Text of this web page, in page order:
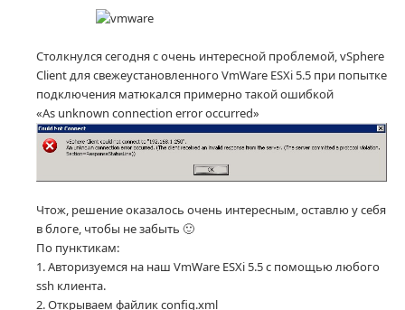
Столкнулся сегодня с очень интересной проблемой, vSphere
Client для свежеустановленного VmWare ESXi 5.5 при попытке
подключения матюкался примерно такой ошибкой
«As unknown connection error occurred»
Чтож, решение оказалось очень интересным, оставлю у себя
в блоге, чтобы не забыть 🙂
По пунктикам:
1. Авторизуемся на наш VmWare ESXi 5.5 с помощью любого
ssh клиента.
2. Открываем файлик config.xml